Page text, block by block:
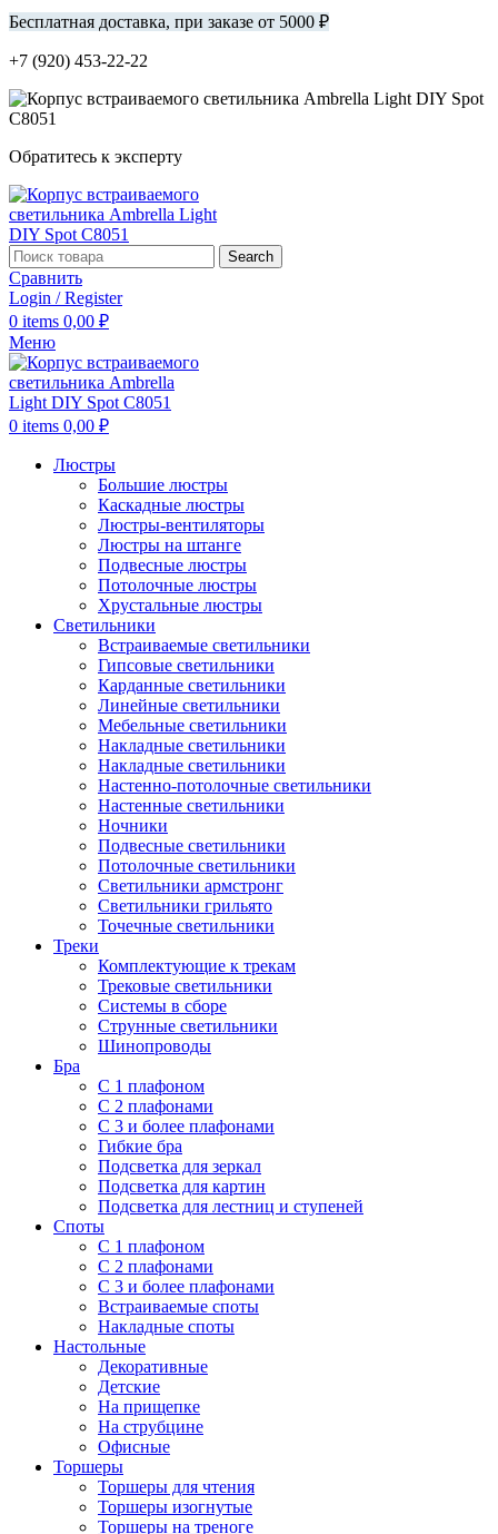
Бесплатная доставка, при заказе от 5000 ₽
+7 (920) 453-22-22
Обратитесь к эксперту
Search
Сравнить
Login / Register
0 items 0,00 ₽
Меню
0 items 0,00 ₽
Люстры
Большие люстры
Каскадные люстры
Люстры-вентиляторы
Люстры на штанге
Подвесные люстры
Потолочные люстры
Хрустальные люстры
Светильники
Встраиваемые светильники
Гипсовые светильники
Карданные светильники
Линейные светильники
Мебельные светильники
Накладные светильники
Накладные светильники
Настенно-потолочные светильники
Настенные светильники
Ночники
Подвесные светильники
Потолочные светильники
Светильники армстронг
Светильники грильято
Точечные светильники
Треки
Комплектующие к трекам
Трековые светильники
Системы в сборе
Струнные светильники
Шинопроводы
Бра
С 1 плафоном
С 2 плафонами
С 3 и более плафонами
Гибкие бра
Подсветка для зеркал
Подсветка для картин
Подсветка для лестниц и ступеней
Споты
С 1 плафоном
С 2 плафонами
С 3 и более плафонами
Встраиваемые споты
Накладные споты
Настольные
Декоративные
Детские
На прищепке
На струбцине
Офисные
Торшеры
Торшеры для чтения
Торшеры изогнутые
Торшеры на треноге